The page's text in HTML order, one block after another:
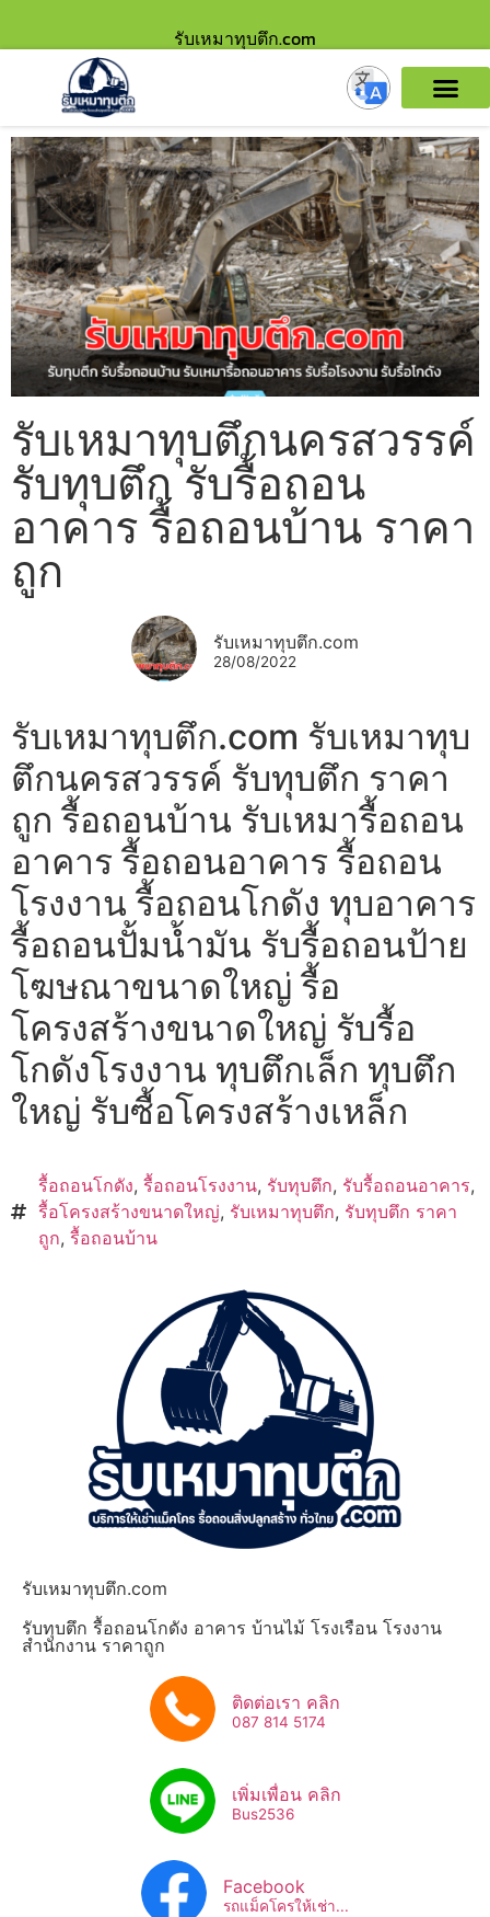
รับเหมาทุบตึก.com
รับเหมาทุบตึกนครสวรรค์
รับทุบตึก รับรื้อถอน
อาคาร รื้อถอนบ้าน ราคา
ถูก
รับเหมาทุบตึก.com
28/08/2022
รับเหมาทุบตึก.com รับเหมาทุบ
ตึกนครสวรรค์ รับทุบตึก ราคา
ถูก รื้อถอนบ้าน รับเหมารื้อถอน
อาคาร รื้อถอนอาคาร รื้อถอน
โรงงาน รื้อถอนโกดัง ทุบอาคาร
รื้อถอนปั้มน้ำมัน รับรื้อถอนป้าย
โฆษณาขนาดใหญ่ รื้อ
โครงสร้างขนาดใหญ่ รับรื้อ
โกดังโรงงาน ทุบตึกเล็ก ทุบตึก
ใหญ่ รับซื้อโครงสร้างเหล็ก
รื้อถอนโกดัง, รื้อถอนโรงงาน, รับทุบตึก, รับรื้อถอนอาคาร,
รื้อโครงสร้างขนาดใหญ่, รับเหมาทุบตึก, รับทุบตึก ราคา
ถูก, รื้อถอนบ้าน
รับเหมาทุบตึก.com
รับทุบตึก รื้อถอนโกดัง อาคาร บ้านไม้ โรงเรือน โรงงาน
สำนักงาน ราคาถูก
ติดต่อเรา คลิก
087 814 5174
เพิ่มเพื่อน คลิก
Bus2536​
Facebook
รถแม็คโครให้เช่า...